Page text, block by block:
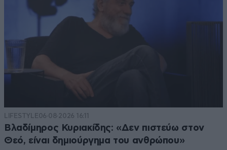
LIFESTYLE06·08·2026 16:11
Βλαδίμηρος Κυριακίδης: «Δεν πιστεύω στον
Θεό, είναι δημιούργημα του ανθρώπου»